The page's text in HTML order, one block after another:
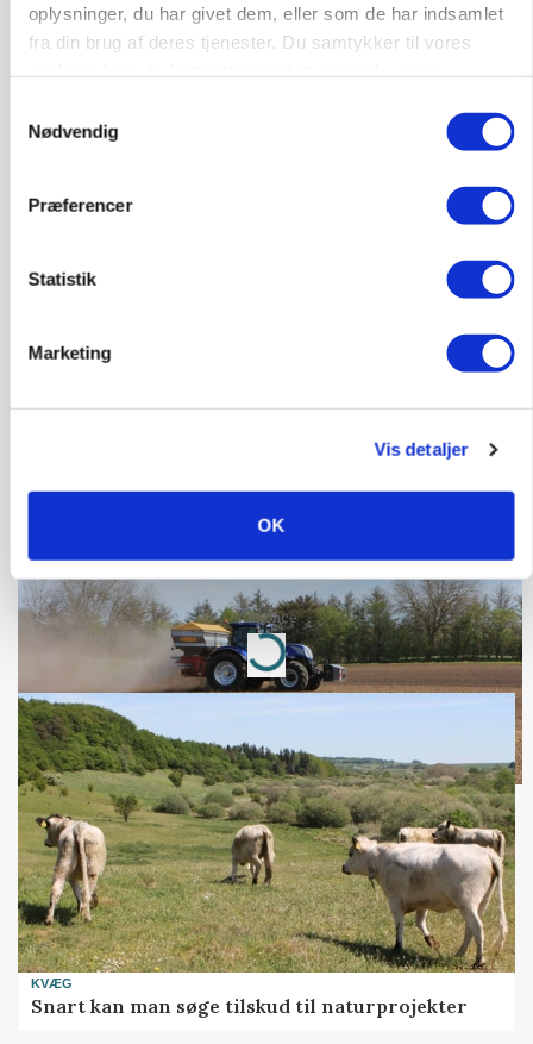
oplysninger, du har givet dem, eller som de har indsamlet
fra din brug af deres tjenester. Du samtykker til vores
Nødvendig
Præferencer
Statistik
Marketing
Vis detaljer
OK
Annonce
POLITIK
»Nu stopper I«: Landbrugsdebattør og
gødskningslov
kan den ændre din bedrift fra 2027
Annonce
Loading...
KVÆG
Snart kan man søge tilskud til naturprojekter